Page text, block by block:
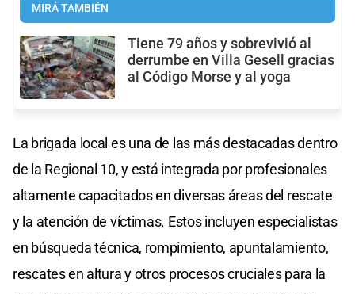
MIRÁ TAMBIÉN
Tiene 79 años y sobrevivió al
derrumbe en Villa Gesell gracias
al Código Morse y al yoga
La brigada local es una de las más destacadas dentro
de la Regional 10, y está integrada por profesionales
altamente capacitados en diversas áreas del rescate
y la atención de víctimas. Estos incluyen especialistas
en búsqueda técnica, rompimiento, apuntalamiento,
rescates en altura y otros procesos cruciales para la